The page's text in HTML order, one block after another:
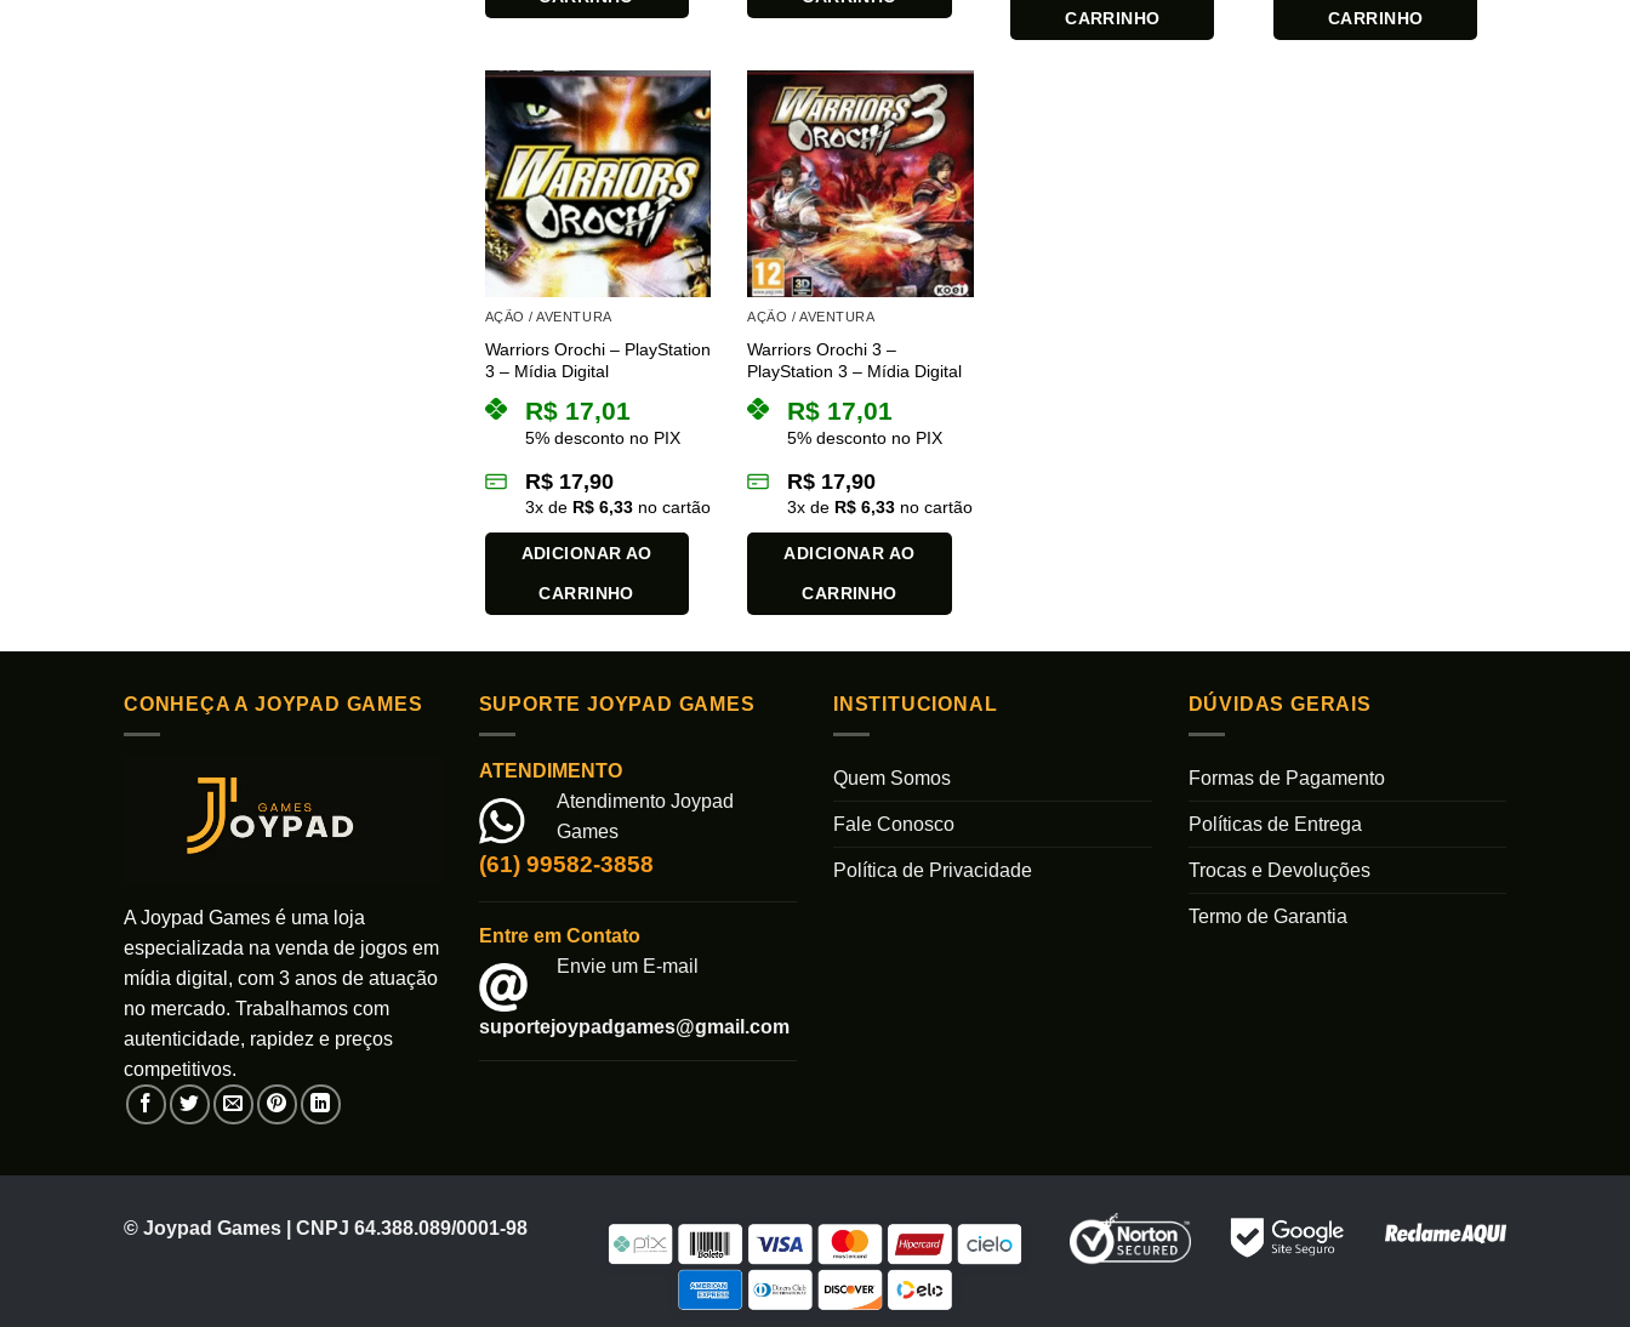
CARRINHO CARRINHO
AÇÃO / AVENTURA
Warriors Orochi – PlayStation
3 – Mídia Digital
R$17,01
5% desconto no PIX
R$17,90
3x de R$6,33no cartão
ADICIONAR AO
CARRINHO
AÇÃO / AVENTURA
Warriors Orochi 3 –
PlayStation 3 – Mídia Digital
R$ 17,01
5% desconto no PIX
R$ 17,90
3x de R$ 6,33 no cartão
ADICIONAR AO
CARRINHO
CONHEÇA A JOYPAD GAMES
A Joypad Games é uma loja
especializada na venda de jogos em
mídia digital, com 3 anos de atuação
no mercado. Trabalhamos com
autenticidade, rapidez e preços
competitivos.
SUPORTE JOYPAD GAMES
ATENDIMENTO
Atendimento Joypad
Games
(61) 99582-3858
Entre em Contato
Envie um E-mail
suportejoypadgames@gmail.com
INSTITUCIONAL
Quem Somos
Fale Conosco
Política de Privacidade
DÚVIDAS GERAIS
Formas de Pagamento
Políticas de Entrega
Trocas e Devoluções
Termo de Garantia
© Joypad Games | CNPJ 64.388.089/0001-98